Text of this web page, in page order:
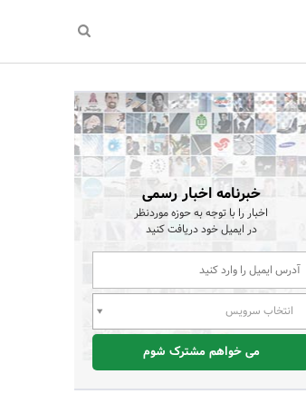
خبرنامه اخبار رسمی
اخبار را با توجه به حوزه موردنظر
در ایمیل خود دریافت کنید
انتخاب سرویس
می خواهم مشترک شوم